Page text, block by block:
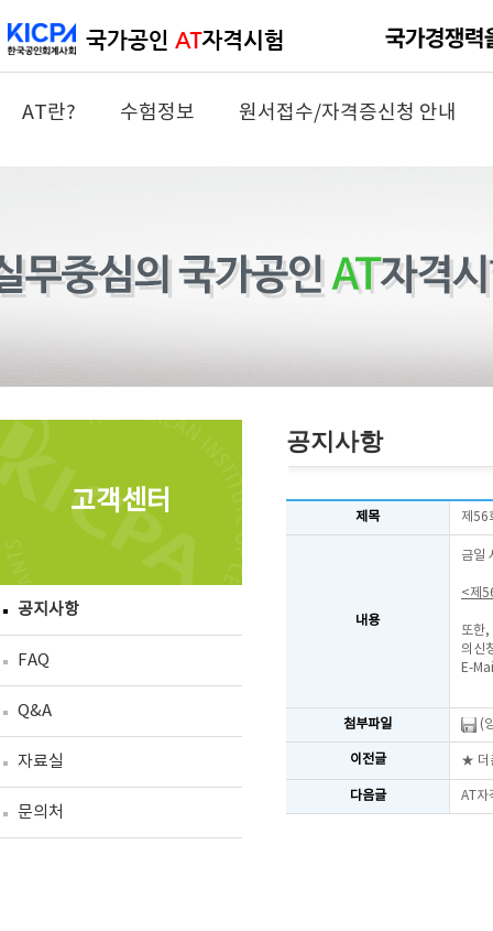
AT란? 수험정보 원서접수/자격증신청 안내
고객센터
공지사항
FAQ
Q&A
자료실
문의처
공지사항
제목 제56
내용
금일
<제
또한
의신
E-
첨부파일 (
이전글 ★ 더
다음글 AT자